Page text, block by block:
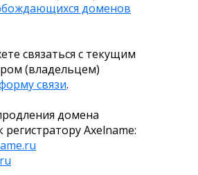
доменов
связаться с текущим
(владельцем)
связи.
домена
Axelname: